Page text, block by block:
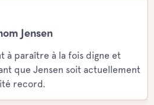
Jensen
à paraître à la fois digne et
que Jensen soit actuellement
record.